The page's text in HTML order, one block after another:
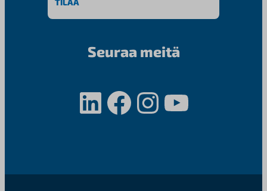
Seuraa meitä
LinkedIn Facebook InstagramYouTube